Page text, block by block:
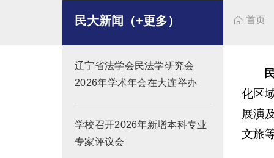
 首页
民大新闻（+更多）
辽宁省法学会民法学研究会
2026年学术年会在大连举办
学校召开2026年新增本科专业
专家评议会
化区
展演
文旅